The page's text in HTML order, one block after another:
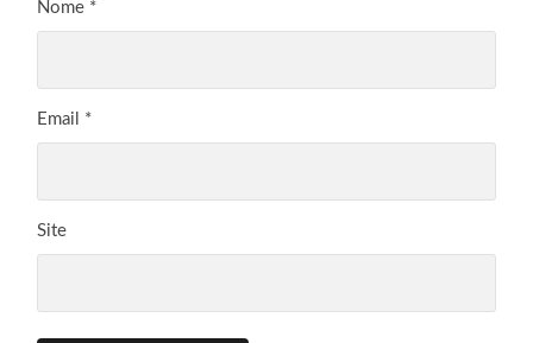
Nome *
Email *
Site